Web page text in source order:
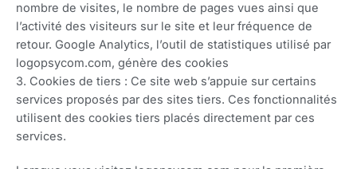
nombre de visites, le nombre de pages vues ainsi que
l’activité des visiteurs sur le site et leur fréquence de
retour. Google Analytics, l’outil de statistiques utilisé par
logopsycom.com, génère des cookies
3. Cookies de tiers : Ce site web s’appuie sur certains
services proposés par des sites tiers. Ces fonctionnalités
utilisent des cookies tiers placés directement par ces
services.